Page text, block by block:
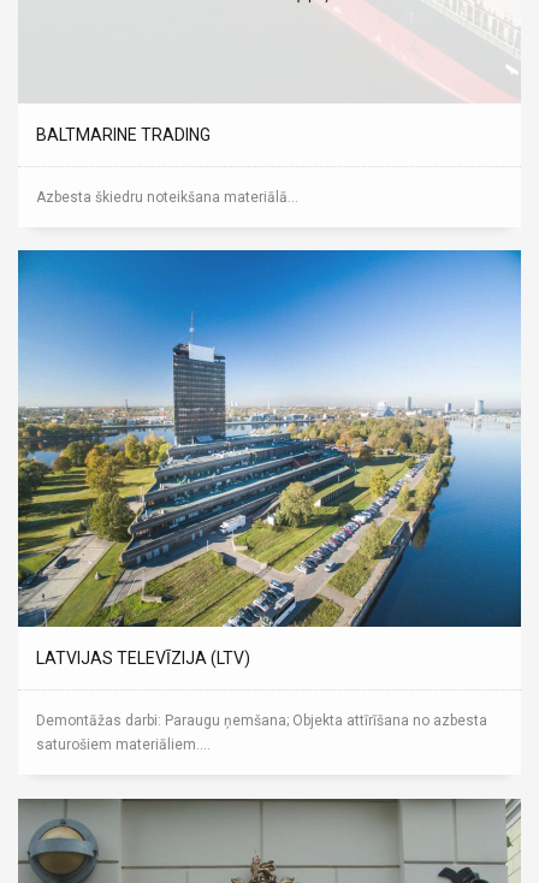
BALTMARINE TRADING
Azbesta škiedru noteikšana materiālā...
LATVIJAS TELEVĪZIJA (LTV)
Demontāžas darbi: Paraugu ņemšana; Objekta attīrīšana no azbesta
saturošiem materiāliem....